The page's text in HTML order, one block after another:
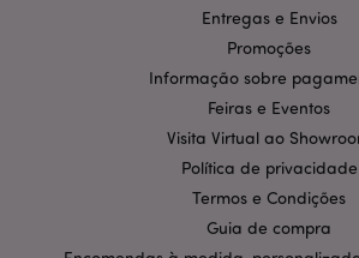
Entregas e Envios
Promoções
Informação sobre
Feiras e Eventos
Visita Virtual ao
Política de privacidade
Termos e Condições
Guia de compra
Estritamente necessários
Segmentação
Os cookies estritamente necessários
funcionalidades centrais do website, tais
de utilizador e gestão de conta. O sítio
estritamente necessários.